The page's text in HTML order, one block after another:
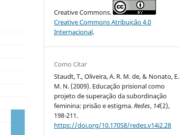
Creative Commons.
Creative Commons Atribuição 4.0
Internacional.
Como Citar
Staudt, T., Oliveira, A. R. M. de, & Nonato, E.
M. N. (2009). Educação prisional como
projeto de superação da subordinação
feminina: prisão e estigma.Redes, 14(2),
198-211.
https://doi.org/10.17058/redes.v14i2.28